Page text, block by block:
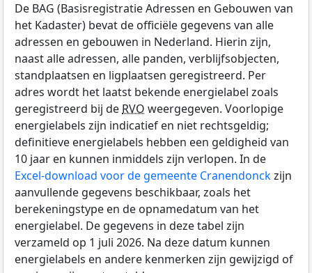
De BAG (Basisregistratie Adressen en Gebouwen van
het Kadaster) bevat de officiële gegevens van alle
adressen en gebouwen in Nederland. Hierin zijn,
naast alle adressen, alle panden, verblijfsobjecten,
standplaatsen en ligplaatsen geregistreerd. Per
adres wordt het laatst bekende energielabel zoals
geregistreerd bij de RVO weergegeven. Voorlopige
energielabels zijn indicatief en niet rechtsgeldig;
definitieve energielabels hebben een geldigheid van
10 jaar en kunnen inmiddels zijn verlopen. In de
Excel-download voor de gemeente Cranendonckzijn
aanvullende gegevens beschikbaar, zoals het
berekeningstype en de opnamedatum van het
energielabel. De gegevens in deze tabel zijn
verzameld op 1 juli 2026. Na deze datum kunnen
energielabels en andere kenmerken zijn gewijzigd of